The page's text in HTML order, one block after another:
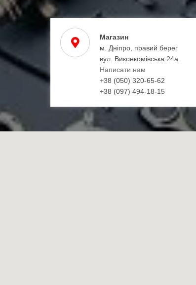
Магазин
м. Дніпро, правий берег
вул. Виконкомівська 24а
Написати нам
+38 (050) 320-65-62
+38 (097) 494-18-15